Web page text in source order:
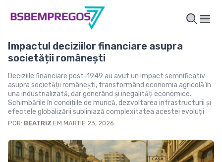
Impactul deciziilor financiare asupra
societății românești
Deciziile financiare post-1949 au avut un impact semnificativ
asupra societății românești, transformând economia agricolă în
una industrializată, dar generând și inegalități economice.
Schimbările în condițiile de muncă, dezvoltarea infrastructurii și
efectele globalizării subliniază complexitatea acestei evoluții
POR: BEATRIZ EM MARTIE 23, 2026